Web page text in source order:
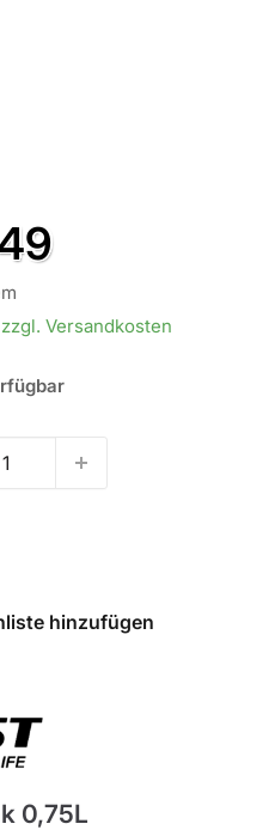
zzgl. Versandkosten
hinzufügen
0,75L